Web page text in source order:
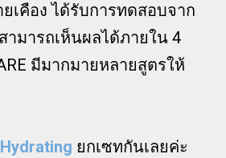
เคือง ได้รับการทดสอบจาก
มารถเห็นผลได้ภายใน 4
มีมากมายหลายสูตรให้
Hydrating ยกเซทกันเลยค่ะ